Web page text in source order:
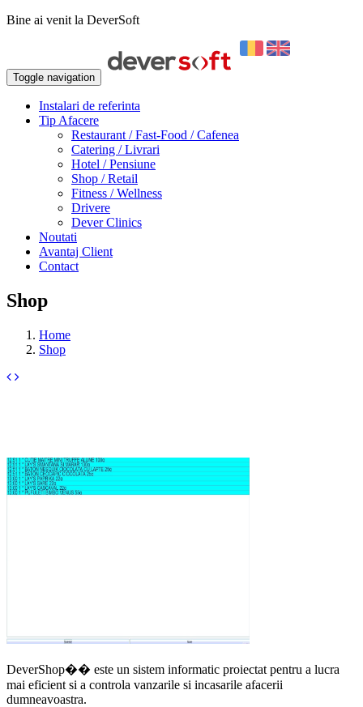
Bine ai venit la DeverSoft
Toggle navigation
Instalari de referinta
Tip Afacere
Restaurant / Fast-Food / Cafenea
Catering / Livrari
Hotel / Pensiune
Shop / Retail
Fitness / Wellness
Drivere
Dever Clinics
Noutati
Avantaj Client
Contact
Shop
Home
Shop
DeverShop�� este un sistem informatic proiectat pentru a lucra
mai eficient si a controla vanzarile si incasarile afacerii
dumneavoastra.